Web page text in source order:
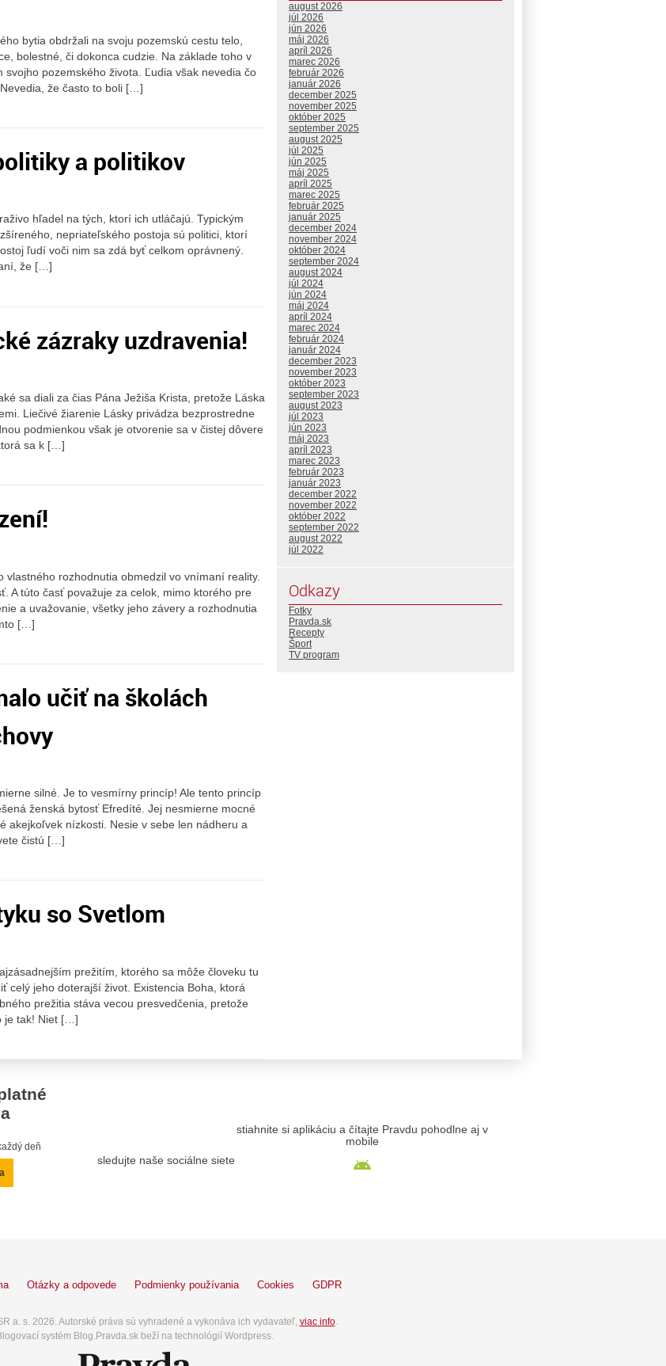
bytia obdržali na svoju pozemskú cestu telo,
bolestné, či dokonca cudzie. Na základe toho v
pozemského života. Ľudia však nevedia čo
že často to boli […]
a politikov
hľadel na tých, ktorí ich utláčajú. Typickým
nepriateľského postoja sú politici, ktorí
ľudí voči nim sa zdá byť celkom oprávnený.
že […]
zázraky uzdravenia!
sa diali za čias Pána Ježiša Krista, pretože Láska
Liečivé žiarenie Lásky privádza bezprostredne
podmienkou však je otvorenie sa v čistej dôvere
sa k […]
rozhodnutia obmedzil vo vnímaní reality.
A túto časť považuje za celok, mimo ktorého pre
a uvažovanie, všetky jeho závery a rozhodnutia
[…]
učiť na školách
silné. Je to vesmírny princíp! Ale tento princíp
ženská bytosť Efredíté. Jej nesmierne mocné
akejkoľvek nízkosti. Nesie v sebe len nádheru a
čistú […]
so Svetlom
prežitím, ktorého sa môže človeku tu
celý jeho doterajší život. Existencia Boha, ktorá
prežitia stáva vecou presvedčenia, pretože
je tak! Niet […]
august 2026
júl 2026
jún 2026
máj 2026
apríl 2026
marec 2026
február 2026
január 2026
december 2025
november 2025
október 2025
september 2025
august 2025
júl 2025
jún 2025
máj 2025
apríl 2025
marec 2025
február 2025
január 2025
december 2024
november 2024
október 2024
september 2024
august 2024
júl 2024
jún 2024
máj 2024
apríl 2024
marec 2024
február 2024
január 2024
december 2023
november 2023
október 2023
september 2023
august 2023
júl 2023
jún 2023
máj 2023
apríl 2023
marec 2023
február 2023
január 2023
december 2022
november 2022
október 2022
september 2022
august 2022
júl 2022
Odkazy
Fotky
Pravda.sk
Recepty
Šport
TV program
deň
sledujte naše sociálne siete
stiahnite si aplikáciu a čítajte Pravdu pohodlne aj v
mobile
Otázky a odpovede Podmienky používania Cookies GDPR
a. s. 2026. Autorské práva sú vyhradené a vykonáva ich vydavateľ, viac info.
systém Blog.Pravda.sk beží na technológií Wordpress.